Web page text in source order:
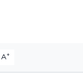
A+